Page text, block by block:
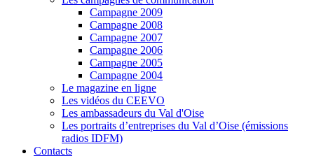
Campagne 2009
Campagne 2008
Campagne 2007
Campagne 2006
Campagne 2005
Campagne 2004
Le magazine en ligne
Les vidéos du CEEVO
Les ambassadeurs du Val d'Oise
Les portraits d’entreprises du Val d’Oise (émissions
radios IDFM)
Contacts